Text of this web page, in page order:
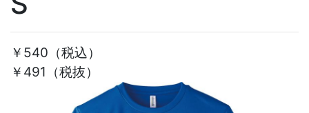
￥540 （税込）
￥491（税抜）